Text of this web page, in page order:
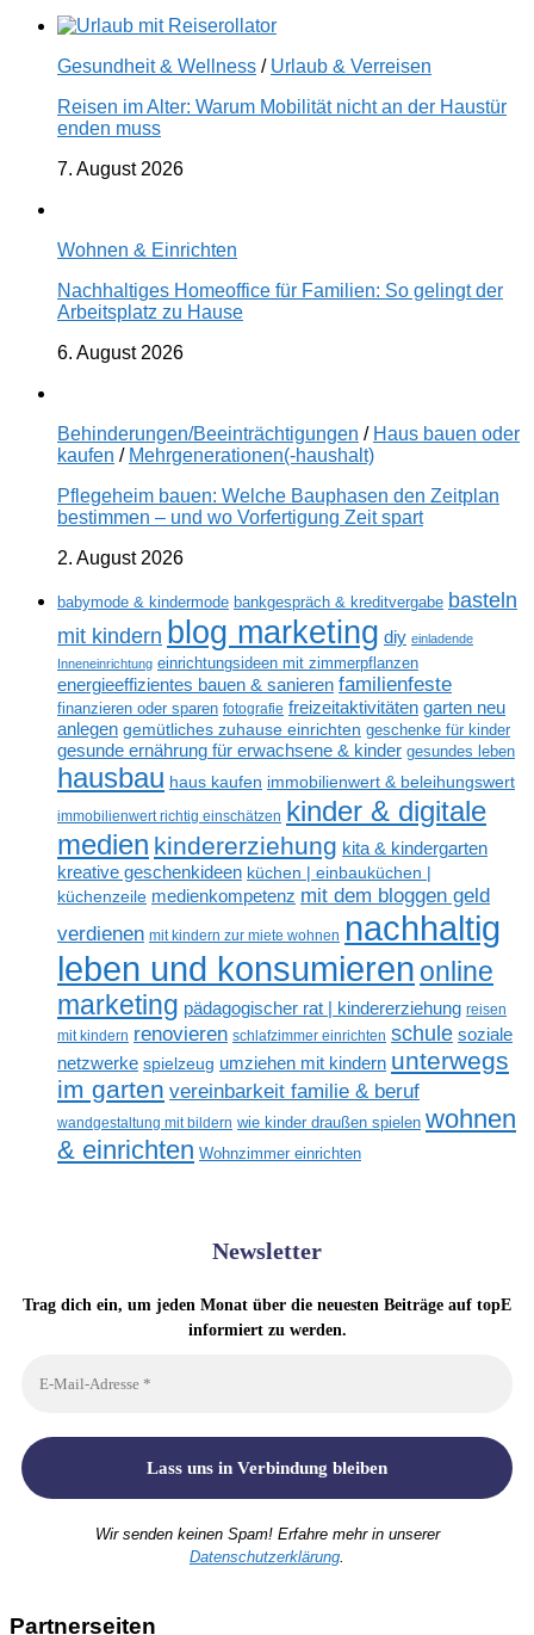
Gesundheit & Wellness / Urlaub & Verreisen
Reisen im Alter: Warum Mobilität nicht an der Haustür
enden muss
7. August 2026
Wohnen & Einrichten
Nachhaltiges Homeoffice für Familien: So gelingt der
Arbeitsplatz zu Hause
6. August 2026
Behinderungen/Beeinträchtigungen / Haus bauen oder
kaufen / Mehrgenerationen(-haushalt)
Pflegeheim bauen: Welche Bauphasen den Zeitplan
bestimmen – und wo Vorfertigung Zeit spart
2. August 2026
babymode & kindermode bankgespräch & kreditvergabe basteln
mit kindern blog marketing diy einladende
Inneneinrichtung einrichtungsideen mit zimmerpflanzen
energieeffizientes bauen & sanieren familienfeste
finanzieren oder sparen fotografie freizeitaktivitäten garten neu
anlegen gemütliches zuhause einrichten geschenke für kinder
gesunde ernährung für erwachsene & kinder gesundes leben
hausbau haus kaufen immobilienwert & beleihungswert
immobilienwert richtig einschätzen kinder & digitale
medien kindererziehung kita & kindergarten
kreative geschenkideen küchen | einbauküchen |
küchenzeile medienkompetenz mit dem bloggen geld
verdienen mit kindern zur miete wohnen nachhaltig
leben und konsumieren online
marketing pädagogischer rat | kindererziehung reisen
mit kindern renovieren schlafzimmer einrichten schule soziale
netzwerke spielzeug umziehen mit kindern unterwegs
im garten vereinbarkeit familie & beruf
wandgestaltung mit bildern wie kinder draußen spielen wohnen
& einrichten Wohnzimmer einrichten
Newsletter
Trag dich ein, um jeden Monat über die neuesten Beiträge auf topE
informiert zu werden.
Wir senden keinen Spam! Erfahre mehr in unserer
Datenschutzerklärung
Partnerseiten